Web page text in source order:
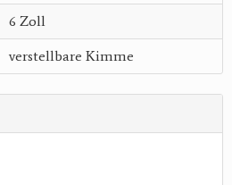
6 Zoll
verstellbare Kimme